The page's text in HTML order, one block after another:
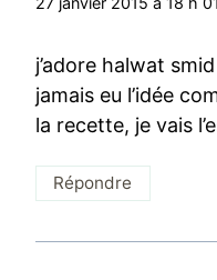
j’adore halwat
jamais eu l’idée
la recette, je vais
Répondre